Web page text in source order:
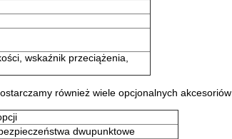
wskaźnik przeciążenia,
również wiele opcjonalnych akcesoriów
dwupunktowe